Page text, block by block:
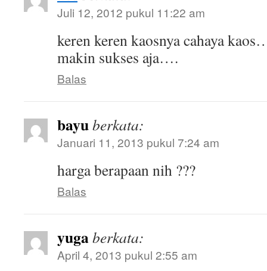
Juli 12, 2012 pukul 11:22 am
keren keren kaosnya cahaya
makin sukses aja….
Balas
bayuberkata:
Januari 11, 2013 pukul 7:24 am
harga berapaan nih ???
Balas
yugaberkata:
April 4, 2013 pukul 2:55 am